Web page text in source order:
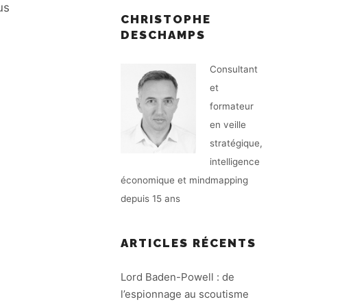
CHRISTOPHE
DESCHAMPS
Consultant
et
formateur
en veille
stratégique,
intelligence
économique et mindmapping
depuis 15 ans
ARTICLES RÉCENTS
Lord Baden-Powell : de
l’espionnage au scoutisme